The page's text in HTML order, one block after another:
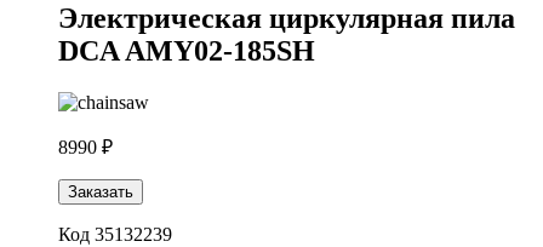
Электрическая циркулярная пила
DCA AMY02-185SH
8990 ₽
Заказать
Код 35132239